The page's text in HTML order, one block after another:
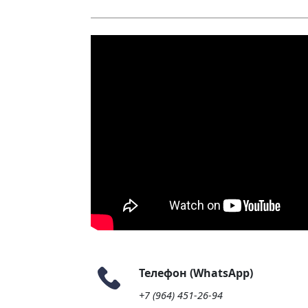
Телефон (WhatsApp)
+7 (964) 451-26-94